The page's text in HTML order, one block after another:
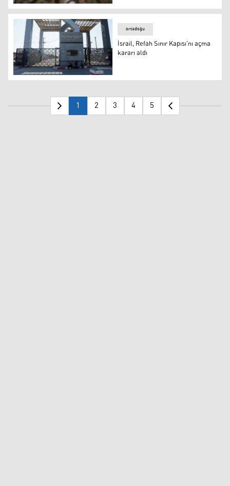
Hamas, İsrailli esirlerin cesetlerinin tesliminin gecikme
İsrail, Refah Sınır Kapısı'nı açma kararı aldı
ortadoğu
İsrail, Refah Sınır Kapısı'nı açma
kararı aldı
1 2 3 4 5